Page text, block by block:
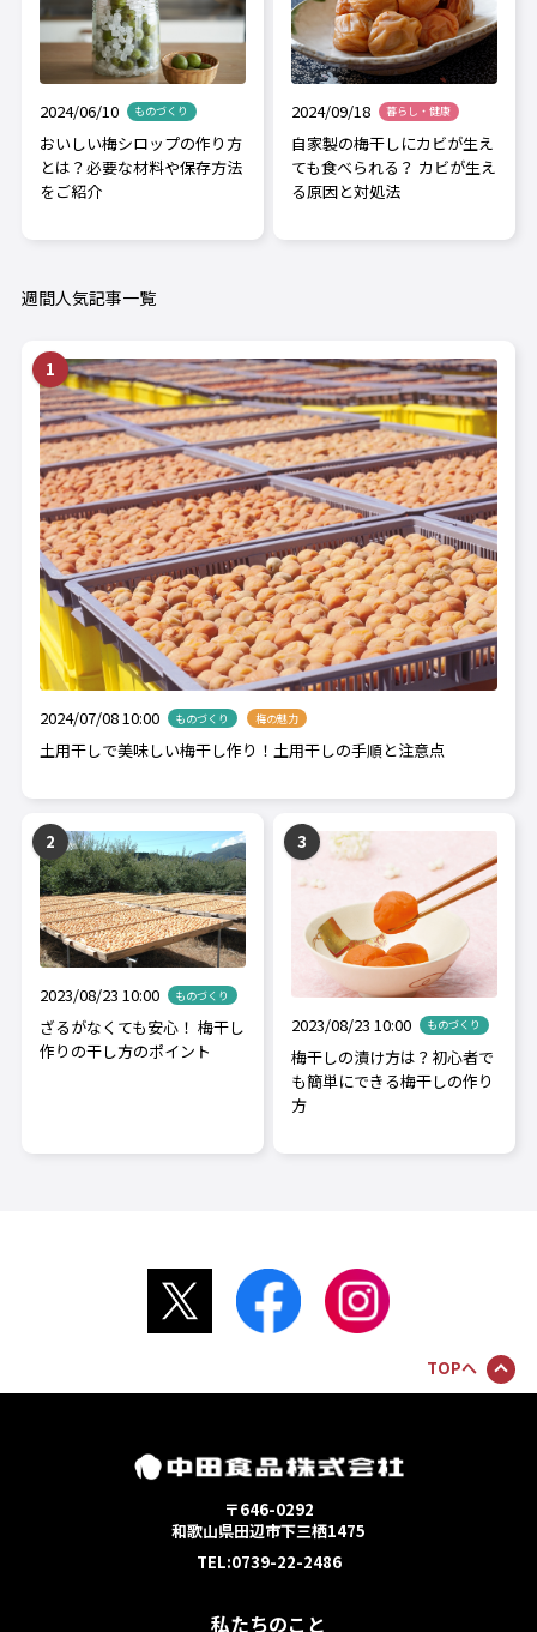
2024/06/10 ものづくり
おいしい梅シロップの作り方
とは？必要な材料や保存方法
をご紹介
2024/09/18 暮らし・健康
自家製の梅干しにカビが生え
ても食べられる？ カビが生え
る原因と対処法
週間人気記事一覧
2024/07/08 10:00 ものづくり 梅の魅力
土用干しで美味しい梅干し作り！土用干しの手順と注意点
2023/08/23 10:00 ものづくり
ざるがなくても安心！ 梅干し
作りの干し方のポイント
2023/08/23 10:00 ものづくり
梅干しの漬け方は？初心者で
も簡単にできる梅干しの作り
方
TOPへ
〒646-0292
和歌山県田辺市下三栖1475
TEL:0739-22-2486
私たちのこと